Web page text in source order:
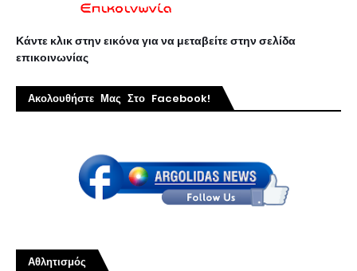
Κάντε κλικ στην εικόνα για να μεταβείτε στην σελίδα
επικοινωνίας
Ακολουθήστε Μας Στο Facebook!
Αθλητισμός